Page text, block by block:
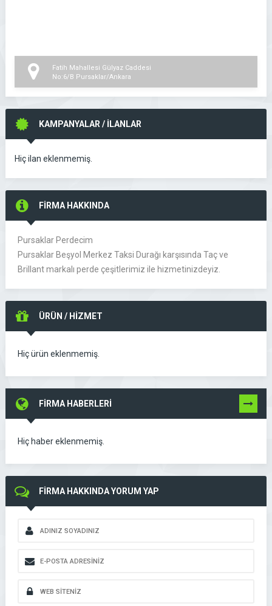
Fatih Mahallesi Gülyaz Caddesi
No:6/B Pursaklar/Ankara
KAMPANYALAR / İLANLAR
Hiç ilan eklenmemiş.
FİRMA HAKKINDA
Pursaklar Perdecim
Pursaklar Beşyol Merkez Taksi Durağı karşısında Taç ve
Brillant markalı perde çeşitlerimiz ile hizmetinizdeyiz.
ÜRÜN / HİZMET
Hiç ürün eklenmemiş.
FİRMA HABERLERİ TÜMÜNÜ
GÖR
Hiç haber eklenmemiş.
FİRMA HAKKINDA YORUM YAP